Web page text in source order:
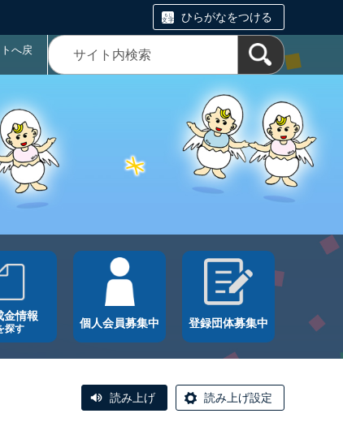
ひらがなをつける
へ戻
金情報
探す 個人会員募集中 登録団体募集中
読み上げ 読み上げ設定